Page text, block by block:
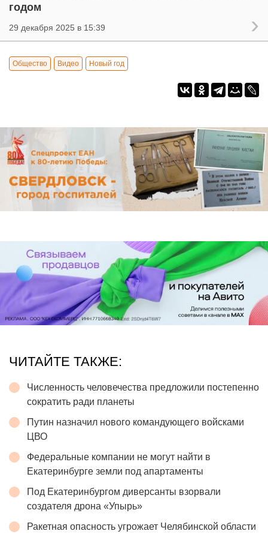
годом
29 декабря 2025 в 15:39
Общество Видео Новый год
ЧИТАЙТЕ ТАКЖЕ:
Численность человечества предложили постепенно
сократить ради планеты
Путин назначил нового командующего войсками
ЦВО
Федеральные компании не могут найти в
Екатеринбурге земли под апартаменты
Под Екатеринбургом диверсанты взорвали
создателя дрона «Упырь»
Ракетная опасность угрожает Челябинской области